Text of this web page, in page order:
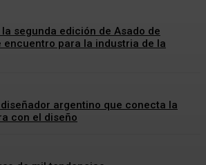
segunda edición de Asado de
encuentro para la industria de la
argentino que conecta la
con el diseño